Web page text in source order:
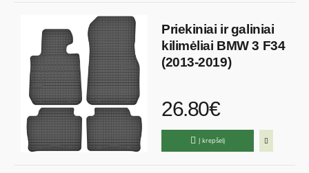
Priekiniai ir galiniai
kilimėliai BMW 3 F34
(2013-2019)
26.80€
Į krepšelį